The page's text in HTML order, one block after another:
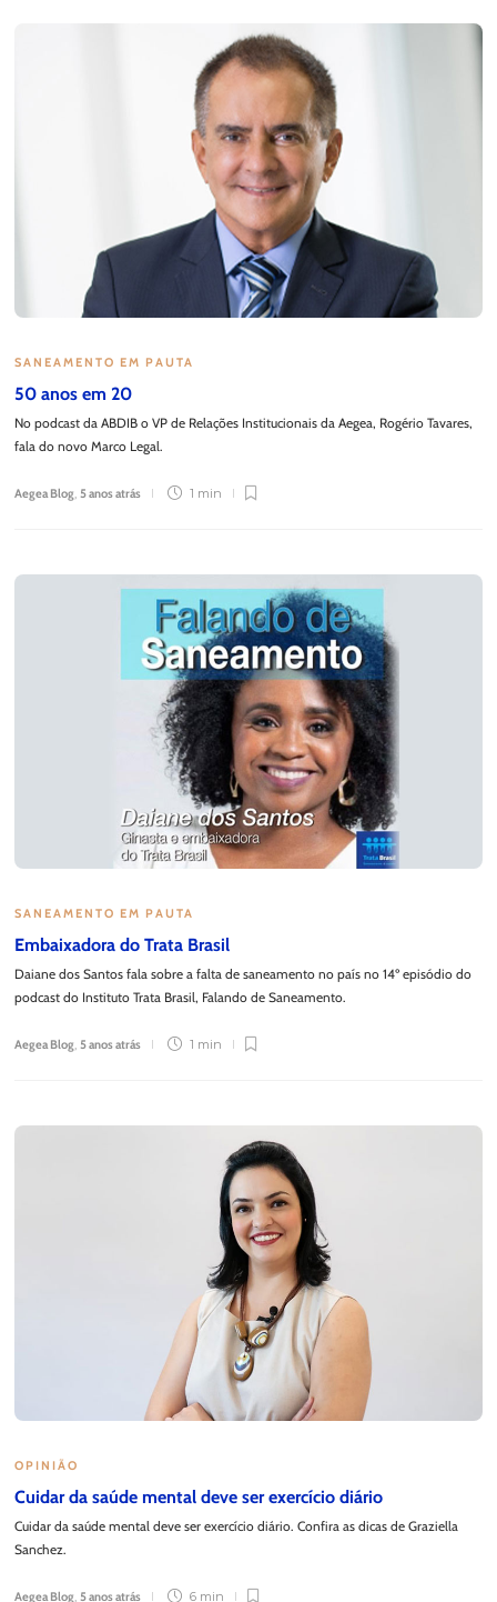
SANEAMENTO EM PAUTA
50 anos em 20
No podcast da ABDIB o VP de Relações Institucionais da Aegea, Rogério Tavares,
fala do novo Marco Legal.
Aegea Blog,5 anos atrás 1 min
SANEAMENTO EM PAUTA
Embaixadora do Trata Brasil
Daiane dos Santos fala sobre a falta de saneamento no país no 14º episódio do
podcast do Instituto Trata Brasil, Falando de Saneamento.
Aegea Blog,5 anos atrás 1 min
OPINIÃO
Cuidar da saúde mental deve ser exercício diário
Cuidar da saúde mental deve ser exercício diário. Confira as dicas de Graziella
Sanchez.
Aegea Blog 5 anos atrás 6 min